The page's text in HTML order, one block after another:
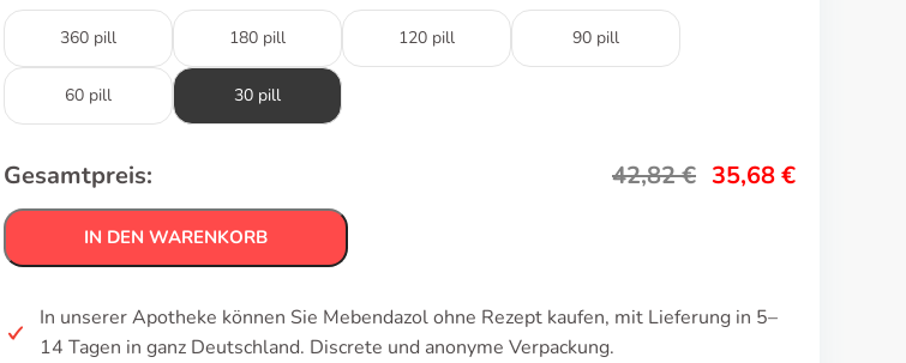
360 pill 180 pill 120 pill 90 pill
60 pill 30 pill
Gesamtpreis: 42,82€ 35,68€
IN DEN WARENKORB
In unserer Apotheke können Sie Mebendazol ohne Rezept kaufen, mit Lieferung in 5–
14 Tagen in ganz Deutschland. Discrete und anonyme Verpackung.